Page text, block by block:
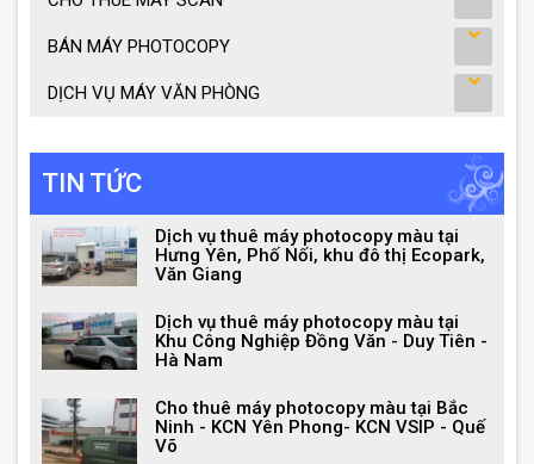
BÁN MÁY PHOTOCOPY
DỊCH VỤ MÁY VĂN PHÒNG
TIN TỨC
Dịch vụ thuê máy photocopy màu tại
Hưng Yên, Phố Nối, khu đô thị Ecopark,
Văn Giang
Dịch vụ thuê máy photocopy màu tại
Khu Công Nghiệp Đồng Văn - Duy Tiên -
Hà Nam
Cho thuê máy photocopy màu tại Bắc
Ninh - KCN Yên Phong- KCN VSIP - Quế
Võ